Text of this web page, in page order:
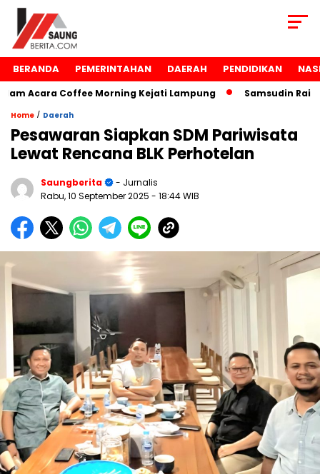
BERANDA PEMERINTAHAN DAERAH PENDIDIKAN
Acara Coffee Morning Kejati Lampung Samsudin Raih
Home / Daerah
Pesawaran Siapkan SDM Pariwisata
Lewat Rencana BLK Perhotelan
Saungberita
- Jurnalis
Rabu, 10 September 2025 - 18:44 WIB